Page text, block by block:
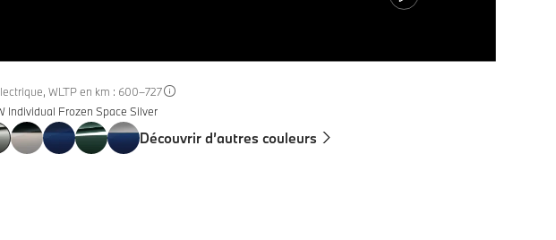
WLTP en km : 600–727
Individual Frozen Space Silver
Découvrir d’autres couleurs